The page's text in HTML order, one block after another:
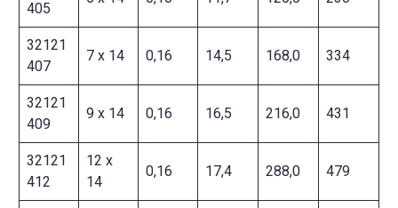
405
32121
407
7 x 14 0,16 14,5 168,0 334
32121
409
9 x 14 0,16 16,5 216,0 431
32121
412
12 x
14
0,16 17,4 288,0 479